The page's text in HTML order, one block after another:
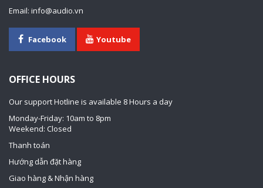
Email: info@audio.vn
Facebook Youtube
OFFICE HOURS
Our support Hotline is available 8 Hours a day
Monday-Friday: 10am to 8pm
Weekend: Closed
Thanh toán
Hướng dẫn đặt hàng
Giao hàng & Nhận hàng